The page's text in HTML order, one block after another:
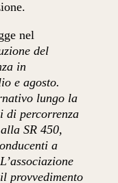
nel
del
in
e agosto.
lungo la
di percorrenza
SR 450,
a
provvedimento